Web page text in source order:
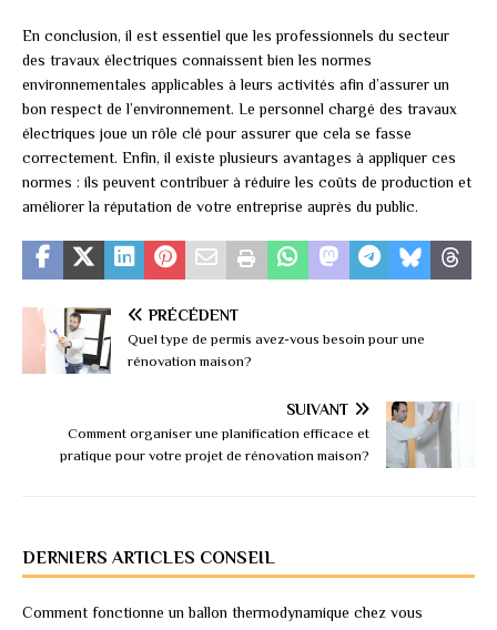
En conclusion, il est essentiel que les professionnels du secteur
des travaux électriques connaissent bien les normes
environnementales applicables à leurs activités afin d’assurer un
bon respect de l’environnement. Le personnel chargé des travaux
électriques joue un rôle clé pour assurer que cela se fasse
correctement. Enfin, il existe plusieurs avantages à appliquer ces
normes : ils peuvent contribuer à réduire les coûts de production et
améliorer la réputation de votre entreprise auprès du public.
PRÉCÉDENT
Quel type de permis avez-vous besoin pour une
rénovation maison?
SUIVANT
Comment organiser une planification efficace et
pratique pour votre projet de rénovation maison?
DERNIERS ARTICLES CONSEIL
Comment fonctionne un ballon thermodynamique chez vous